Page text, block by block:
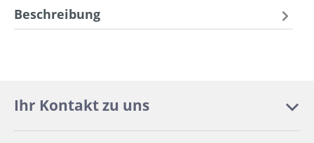
Beschreibung
Ihr Kontakt zu uns